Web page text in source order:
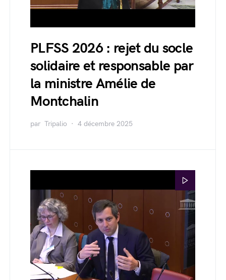
PLFSS 2026 : rejet du socle
solidaire et responsable par
la ministre Amélie de
Montchalin
par Tripalio 4 décembre 2025